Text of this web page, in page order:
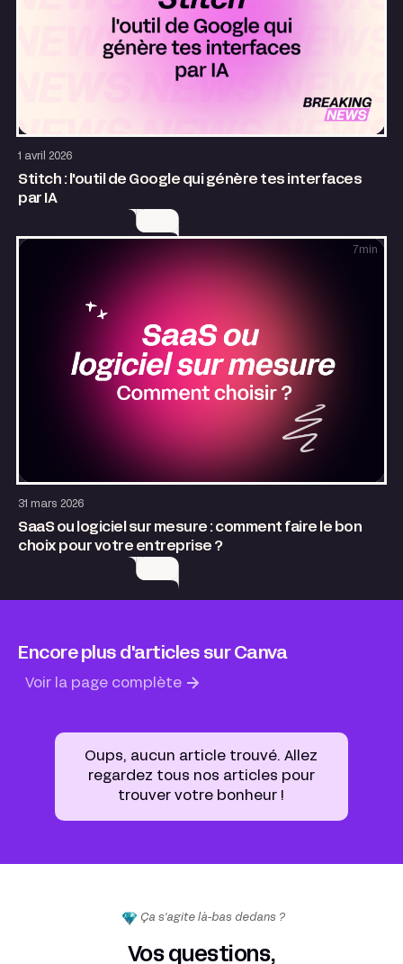
1 avril 2026
Stitch : l'outil de Google qui génère tes interfaces
par IA
31 mars 2026
SaaS ou logiciel sur mesure : comment faire le bon
choix pour votre entreprise ?
7 min
Encore plus d'articles sur Canva
Voir la page complète
Oups, aucun article trouvé. Allez
regardez tous nos articles pour
trouver votre bonheur !
Ça s'agite là-bas dedans ?
Vos questions,